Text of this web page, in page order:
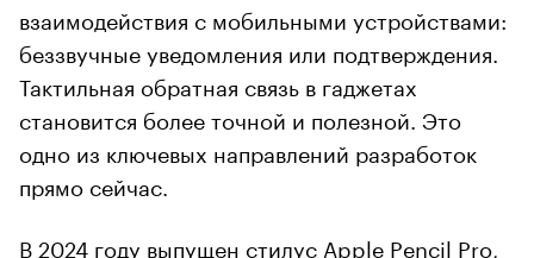
взаимодействия с мобильными устройствами:
беззвучные уведомления или подтверждения.
Тактильная обратная связь в гаджетах
становится более точной и полезной. Это
одно из ключевых направлений разработок
прямо сейчас.
В 2024 году выпущен стилус Apple Pencil Pro